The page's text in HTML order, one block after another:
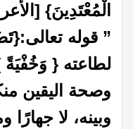
الْمُعْتَدِينَ} [
” قوله
لطاعته {
وصحة اليقين
وبينه، لا جهارًا